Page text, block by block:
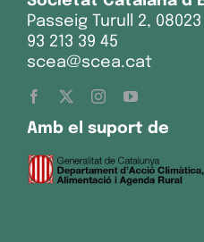
Passeig Turull 2,
93 213 39 45
scea@scea.cat
Amb el suport de